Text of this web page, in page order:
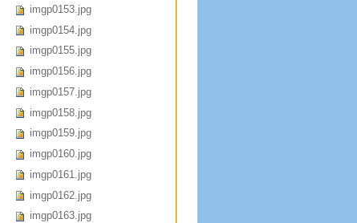
imgp0153.jpg
imgp0154.jpg
imgp0155.jpg
imgp0156.jpg
imgp0157.jpg
imgp0158.jpg
imgp0159.jpg
imgp0160.jpg
imgp0161.jpg
imgp0162.jpg
imgp0163.jpg